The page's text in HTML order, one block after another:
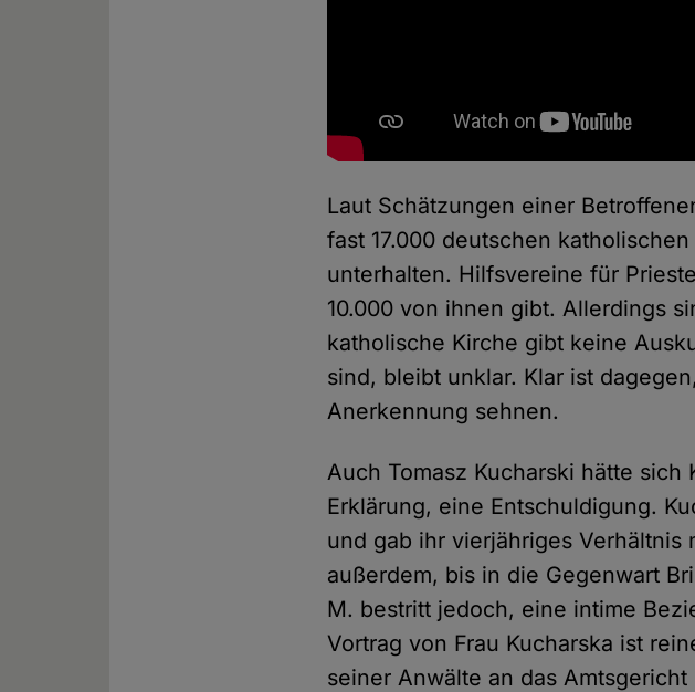
Laut Schätzungen einer
fast 17.000 deutschen
unterhalten. Hilfsvereine für
10.000 von ihnen gibt. Allerdings
katholische Kirche gibt keine
sind, bleibt unklar. Klar ist
Anerkennung sehnen.
Auch Tomasz Kucharski hätte
Erklärung, eine Entschuldigung.
und gab ihr vierjähriges Verhältnis
außerdem, bis in die Gegenwart
M. bestritt jedoch, eine intime
Vortrag von Frau Kucharska ist
seiner Anwälte an das